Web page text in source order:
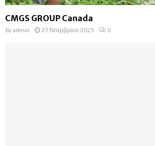
CMGS GROUP Canada
byadmin 27 Νοεμβρίου 2025 0